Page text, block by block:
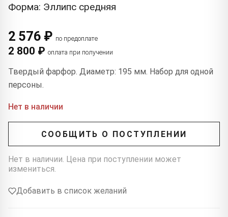
Форма: Эллипс средняя
2 576 ₽ по предоплате
2 800 ₽ оплата при получении
Твердый фарфор. Диаметр: 195 мм. Набор для одной
персоны.
Нет в наличии
СООБЩИТЬ О ПОСТУПЛЕНИИ
Нет в наличии. Цена при поступлении может
измениться.
Добавить в список желаний